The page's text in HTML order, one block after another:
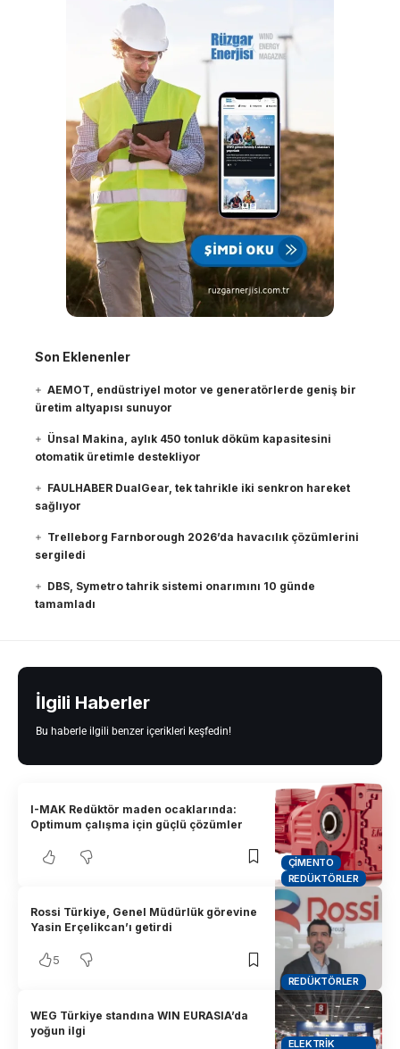
Son Eklenenler
AEMOT, endüstriyel motor ve generatörlerde geniş bir
üretim altyapısı sunuyor
Ünsal Makina, aylık 450 tonluk döküm kapasitesini
otomatik üretimle destekliyor
FAULHABER DualGear, tek tahrikle iki senkron hareket
sağlıyor
Trelleborg Farnborough 2026’da havacılık çözümlerini
sergiledi
DBS, Symetro tahrik sistemi onarımını 10 günde
tamamladı
İlgili Haberler
Bu haberle ilgili benzer içerikleri keşfedin!
ÇIMENTO
REDÜKTÖRLER
I-MAK Redüktör maden ocaklarında:
Optimum çalışma için güçlü çözümler
REDÜKTÖRLER
Rossi Türkiye, Genel Müdürlük görevine
Yasin Erçelikcan’ı getirdi
5
ELEKTRIK
WEG Türkiye standına WIN EURASIA’da
yoğun ilgi